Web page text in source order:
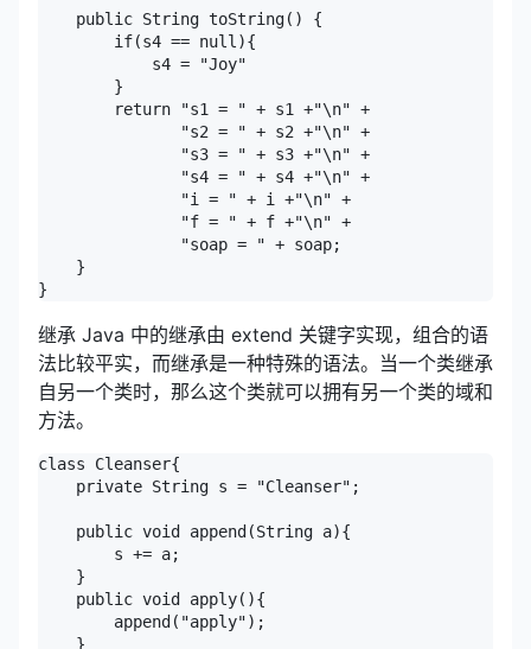
    public String toString() {
        if(s4 == null){
            s4 = "Joy"
        }
        return "s1 = " + s1 +"\n" +
               "s2 = " + s2 +"\n" +
               "s3 = " + s3 +"\n" +
               "s4 = " + s4 +"\n" +
               "i = " + i +"\n" +
               "f = " + f +"\n" +
               "soap = " + soap;
    }
}
继承 Java 中的继承由 extend 关键字实现，组合的语
法比较平实，而继承是一种特殊的语法。当一个类继承
自另一个类时，那么这个类就可以拥有另一个类的域和
方法。
class Cleanser{
    private String s = "Cleanser";
    public void append(String a){
        s += a;
    }
    public void apply(){
        append("apply");
    }